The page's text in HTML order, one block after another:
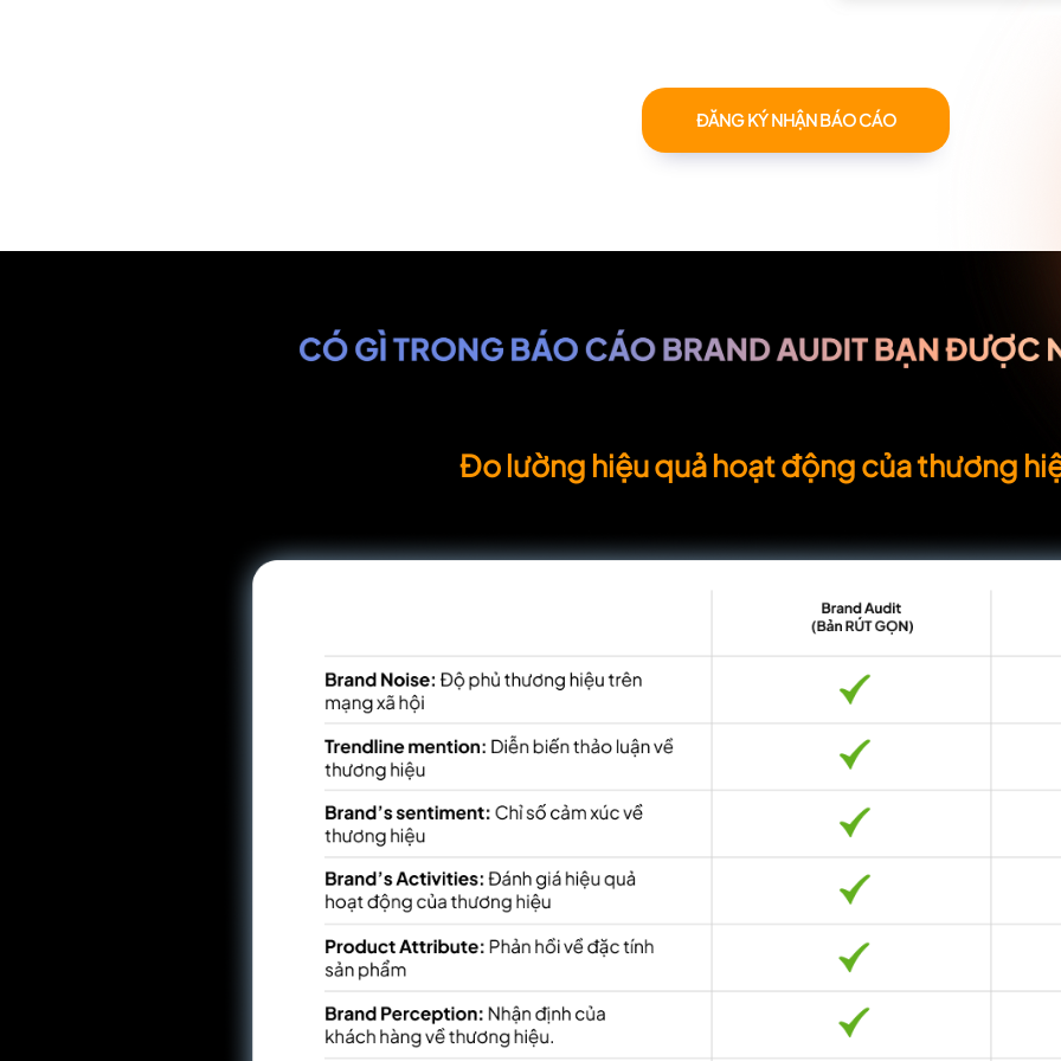
ĐĂNG KÝ NHẬN BÁO CÁO
Đo lường hiệu quả hoạt động của đối